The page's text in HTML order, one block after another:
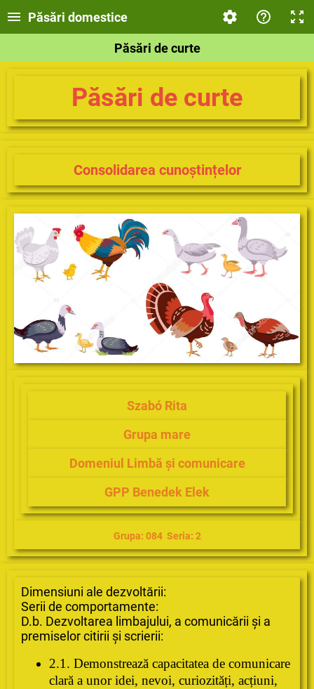
Păsări domestice
Păsări de curte
Păsări de curte
Consolidarea cunoștințelor
Szabó Rita
Grupa mare
Domeniul Limbă și comunicare
GPP Benedek Elek
Grupa: 084 Seria: 2
Dimensiuni ale dezvoltării:
Serii de comportamente:
D.b. Dezvoltarea limbajului, a comunicării și a
premiselor citirii și scrierii:
2.1. Demonstrează capacitatea de comunicare
clară a unor idei, nevoi, curiozități, acțiuni,